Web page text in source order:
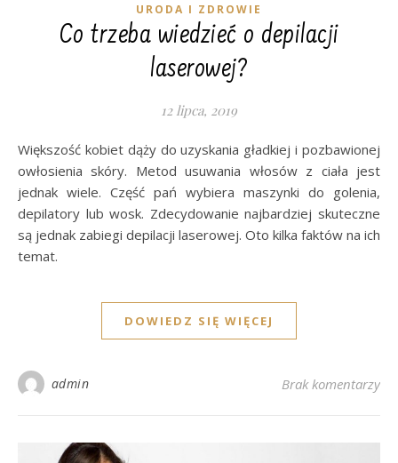
URODA I ZDROWIE
Co trzeba wiedzieć o depilacji
laserowej?
12 lipca, 2019
Większość kobiet dąży do uzyskania gładkiej i pozbawionej
owłosienia skóry. Metod usuwania włosów z ciała jest
jednak wiele. Część pań wybiera maszynki do golenia,
depilatory lub wosk. Zdecydowanie najbardziej skuteczne
są jednak zabiegi depilacji laserowej. Oto kilka faktów na ich
temat.
DOWIEDZ SIĘ WIĘCEJ
admin Brak komentarzy